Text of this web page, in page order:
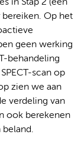
in Stap 2 (een
Op het
geen werking
behandeling
scan op
zien we aan
verdeling van
ook berekenen